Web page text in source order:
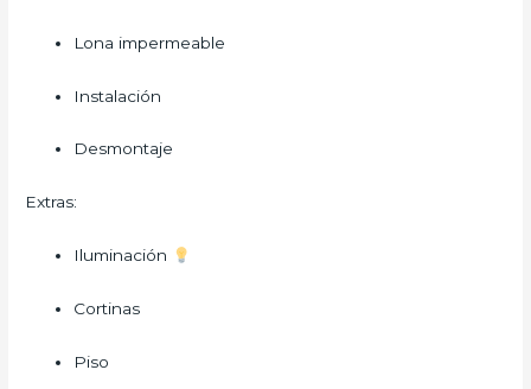
Lona impermeable
Instalación
Desmontaje
Extras:
Iluminación
Cortinas
Piso